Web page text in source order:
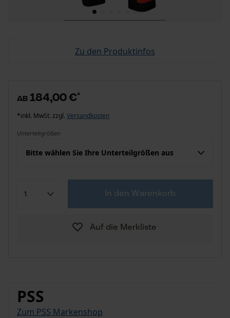
Zu den Produktinfos
ab 184,00 €*
*inkl. MwSt. zzgl. Versandkosten
Unterteilgrößen
Bitte wählen Sie Ihre Unterteilgrößen aus
In den Warenkorb
Auf die Merkliste
PSS
Zum PSS Markenshop